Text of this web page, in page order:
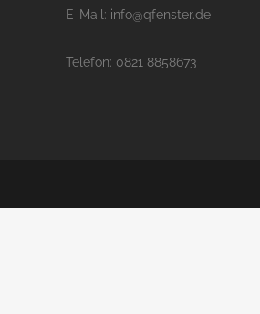
E-Mail: info@qfenster.de
Telefon: 0821 8858673